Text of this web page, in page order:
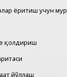
ёритиш учун
қолдириш
йўллаш